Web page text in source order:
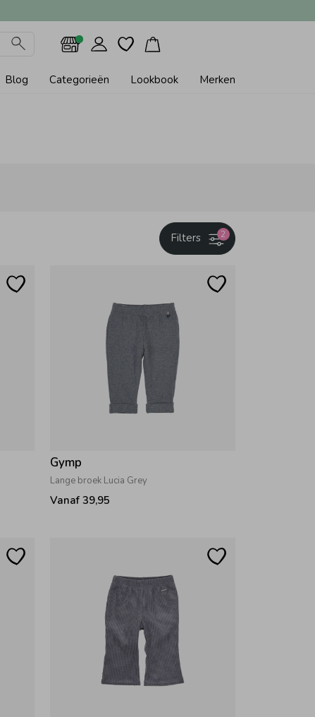
Blog Categorieën Lookbook Merken
2
Filters
Gymp
Lange broek Lucia Grey
Vanaf 39,95